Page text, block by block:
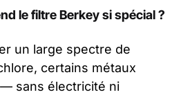
le filtre Berkey si spécial ?
un large spectre de
certains métaux
sans électricité ni